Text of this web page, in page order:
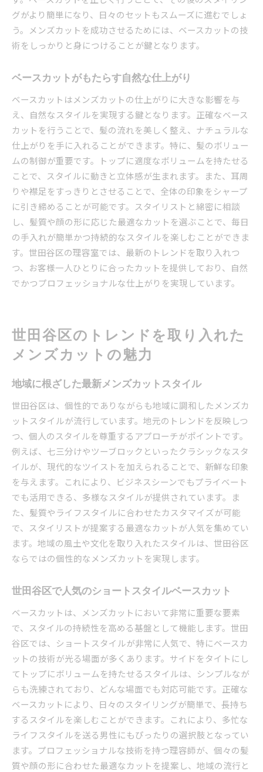
グがより簡単になり、日々のセットもスムーズに進むでしょ
う。メンズカットを成功させるためには、ベースカットの技
術をしっかりと身につけることが鍵となります。
ベースカットがもたらす自然な仕上がり
ベースカットはメンズカットの仕上がりに大きな影響を与
え、自然なスタイルを実現する鍵となります。正確なベース
カットを行うことで、髪の流れを美しく整え、ナチュラルな
仕上がりを手に入れることができます。特に、髪のボリュー
ムの制御が重要です。トップに適度なボリュームを持たせる
ことで、スタイルに動きと立体感が生まれます。また、耳周
りや襟足をすっきりとさせることで、全体の印象をシャープ
に引き締めることが可能です。スタイリストと綿密に相談
し、髪質や顔の形に応じた最適なカットを選ぶことで、毎日
の手入れが簡単かつ持続的なスタイルを楽しむことができま
す。世田谷区の理容室では、最新のトレンドを取り入れつ
つ、お客様一人ひとりに合ったカットを提供しており、自然
でかつプロフェッショナルな仕上がりを実現しています。
世田谷区のトレンドを取り入れた
メンズカットの魅力
地域に根ざした最新メンズカットスタイル
世田谷区は、個性的でありながらも地域に調和したメンズカ
ットスタイルが流行しています。地元のトレンドを反映しつ
つ、個人のスタイルを尊重するアプローチがポイントです。
例えば、七三分けやツーブロックといったクラシックなスタ
イルが、現代的なツイストを加えられることで、新鮮な印象
を与えます。これにより、ビジネスシーンでもプライベート
でも活用できる、多様なスタイルが提供されています。ま
た、髪質やライフスタイルに合わせたカスタマイズが可能
で、スタイリストが提案する最適なカットが人気を集めてい
ます。地域の風土や文化を取り入れたスタイルは、世田谷区
ならではの個性的なメンズカットを実現します。
世田谷区で人気のショートスタイルベースカット
ベースカットは、メンズカットにおいて非常に重要な要素
で、スタイルの持続性を高める基盤として機能します。世田
谷区では、ショートスタイルが非常に人気で、特にベースカ
ットの技術が光る場面が多くあります。サイドをタイトにし
てトップにボリュームを持たせるスタイルは、シンプルなが
らも洗練されており、どんな場面でも対応可能です。正確な
ベースカットにより、日々のスタイリングが簡単で、長持ち
するスタイルを楽しむことができます。これにより、多忙な
ライフスタイルを送る男性にもぴったりの選択肢となってい
ます。プロフェッショナルな技術を持つ理容師が、個々の髪
質や顔の形に合わせた最適なカットを提案し、地域の流行と